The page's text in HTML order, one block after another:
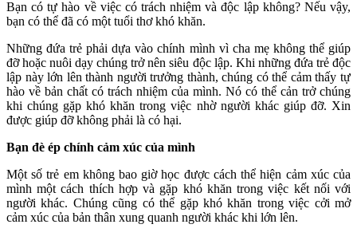
Bạn có tự hào về việc có trách nhiệm và độc lập không? Nếu vậy,
bạn có thể đã có một tuổi thơ khó khăn.
Những đứa trẻ phải dựa vào chính mình vì cha mẹ không thể giúp
đỡ hoặc nuôi dạy chúng trở nên siêu độc lập. Khi những đứa trẻ độc
lập này lớn lên thành người trưởng thành, chúng có thể cảm thấy tự
hào về bản chất có trách nhiệm của mình. Nó có thể cản trở chúng
khi chúng gặp khó khăn trong việc nhờ người khác giúp đỡ. Xin
được giúp đỡ không phải là có hại.
Bạn đè ép chính cảm xúc của mình
Một số trẻ em không bao giờ học được cách thể hiện cảm xúc của
mình một cách thích hợp và gặp khó khăn trong việc kết nối với
người khác. Chúng cũng có thể gặp khó khăn trong việc cởi mở
cảm xúc của bản thân xung quanh người khác khi lớn lên.